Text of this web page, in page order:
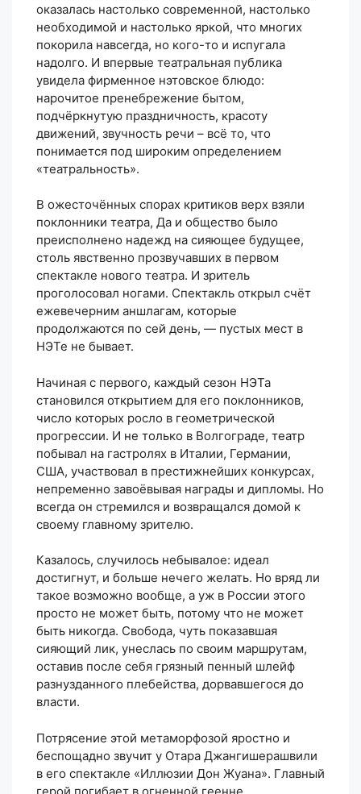
оказалась настолько современной, настолько
необходимой и настолько яркой, что многих
покорила навсегда, но кого-то и испугала
надолго. И впервые театральная публика
увидела фирменное нэтовское блюдо:
нарочитое пренебрежение бытом,
подчёркнутую праздничность, красоту
движений, звучность речи – всё то, что
понимается под широким определением
«театральность».
В ожесточённых спорах критиков верх взяли
поклонники театра, Да и общество было
преисполнено надежд на сияющее будущее,
столь явственно прозвучавших в первом
спектакле нового театра. И зритель
проголосовал ногами. Спектакль открыл счёт
ежевечерним аншлагам, которые
продолжаются по сей день, — пустых мест в
НЭТе не бывает.
Начиная с первого, каждый сезон НЭТа
становился открытием для его поклонников,
число которых росло в геометрической
прогрессии. И не только в Волгограде, театр
побывал на гастролях в Италии, Германии,
США, участвовал в престижнейших конкурсах,
непременно завоёвывая награды и дипломы. Но
всегда он стремился и возвращался домой к
своему главному зрителю.
Казалось, случилось небывалое: идеал
достигнут, и больше нечего желать. Но вряд ли
такое возможно вообще, а уж в России этого
просто не может быть, потому что не может
быть никогда. Свобода, чуть показавшая
сияющий лик, унеслась по своим маршрутам,
оставив после себя грязный пенный шлейф
разнузданного плебейства, дорвавшегося до
власти.
Потрясение этой метаморфозой яростно и
беспощадно звучит у Отара Джангишерашвили
в его спектакле «Иллюзии Дон Жуана». Главный